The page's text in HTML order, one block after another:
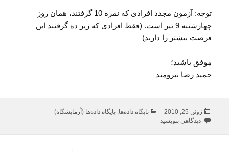
توجه: آزمون مجدد افرادی که نمره 10 گرفتند، همان روز
چهارشنبه 9 تیر است. (فقط افرادی که زیر ده گرفتند این
فرصت بیشتر را دارند)
موفق باشید؛
حمید رضا نیرومند
ارسال
شده
ژوئن 25, 2010 دسته‌ها
پایگاه داده‌ها,پایگاه داده‌ها (آزمایشگاه)
برای یک فرصت دیگر به پایگاه داده‌ای‌ها
دیدگاهی بنویسید